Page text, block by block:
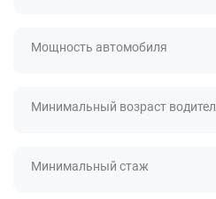
Мощность автомобиля
Минимальный возраст
Минимальный стаж